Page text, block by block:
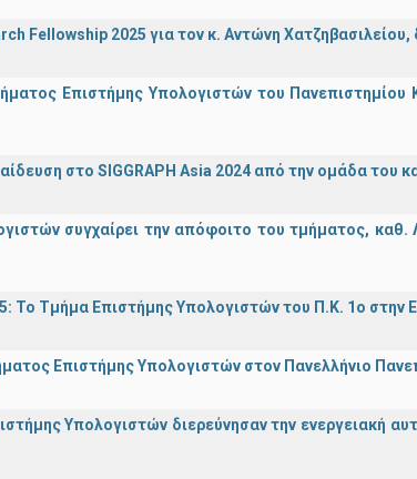
Fellowship 2025 για τον κ. Αντώνη
Επιστήμης Υπολογιστών του
στο SIGGRAPH Asia 2024 από την ομάδα του
συγχαίρει την απόφοιτο του τμήματος, καθ.
Το Τμήμα Επιστήμης Υπολογιστών του Π.Κ. 1ο στην
Επιστήμης Υπολογιστών στον Πανελλήνιο
Υπολογιστών διερεύνησαν την ενεργειακή